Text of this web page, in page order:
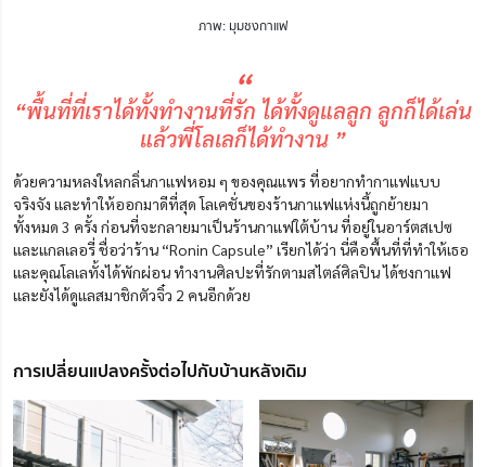
ภาพ: มุมชงกาแฟ
“
“พื้นที่ที่เราได้ทั้งทำงานที่รัก ได้ทั้งดูแลลูก ลูกก็ได้เล่น
แล้วพี่โลเลก็ได้ทำงาน ”
ด้วยความหลงใหลกลิ่นกาแฟหอม ๆ ของคุณแพร ที่อยากทำกาแฟแบบ
จริงจัง และทำให้ออกมาดีที่สุด โลเคชั่นของร้านกาแฟแห่งนี้ถูกย้ายมา
ทั้งหมด 3 ครั้ง ก่อนที่จะกลายมาเป็นร้านกาแฟใต้บ้าน ที่อยู่ในอาร์ตสเปซ
และแกลเลอรี่ ชื่อว่าร้าน “Ronin Capsule” เรียกได้ว่า นี่คือพื้นที่ที่ทำให้เธอ
และคุณโลเลทั้งได้พักผ่อน ทำงานศิลปะที่รักตามสไตล์ศิลปิน ได้ชงกาแฟ
และยังได้ดูแลสมาชิกตัวจิ๋ว 2 คนอีกด้วย
การเปลี่ยนแปลงครั้งต่อไปกับบ้านหลังเดิม